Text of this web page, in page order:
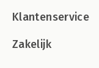
Klantenservice
Zakelijk